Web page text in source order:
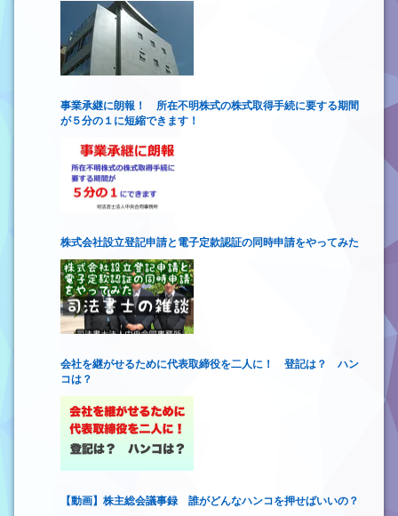
事業承継に朗報！ 所在不明株式の株式取得手続に要する期間
が５分の１に短縮できます！
株式会社設立登記申請と電子定款認証の同時申請をやってみた
会社を継がせるために代表取締役を二人に！ 登記は？ ハン
コは？
【動画】株主総会議事録 誰がどんなハンコを押せばいいの？